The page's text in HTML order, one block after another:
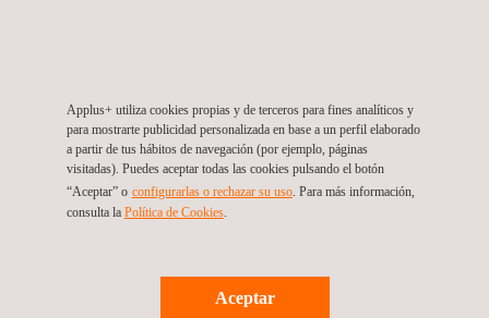
info.middleeast@applus.com
https://www.applus.com/kw/en/
Applus+ (Energy & Industry Division), Kuwait, Fahaheel
Applus+ utiliza cookies propias y de terceros para fines analíticos y
para mostrarte publicidad personalizada en base a un perfil elaborado
a partir de tus hábitos de navegación (por ejemplo, páginas
visitadas). Puedes aceptar todas las cookies pulsando el botón
“Aceptar” o configurarlas o rechazar su uso. Para más información,
consulta la Política de Cookies.
Aceptar